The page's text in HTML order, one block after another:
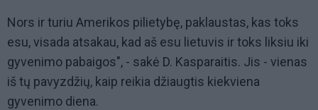
Nors ir turiu Amerikos pilietybę, paklaustas, kas toks
esu, visada atsakau, kad aš esu lietuvis ir toks liksiu iki
gyvenimo pabaigos", - sakė D. Kasparaitis. Jis - vienas
iš tų pavyzdžių, kaip reikia džiaugtis kiekviena
gyvenimo diena.